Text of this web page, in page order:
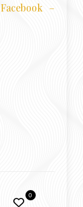
Facebook –
0